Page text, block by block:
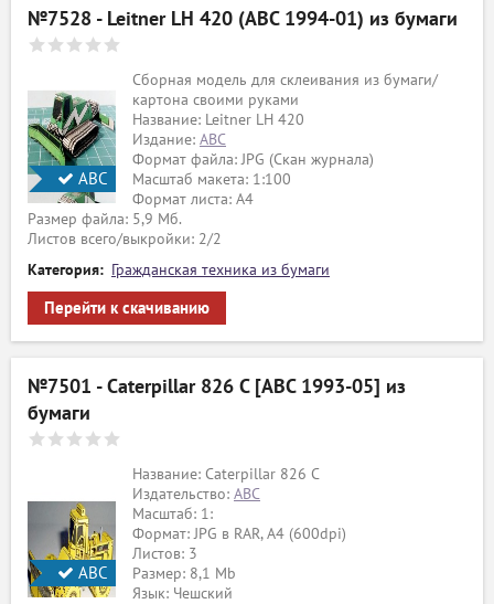
№7528 - Leitner LH 420 (АВС 1994-01) из бумаги
АВС
Сборная модель для склеивания из бумаги/
картона своими руками
Название: Leitner LH 420
Издание: АВС
Формат файла: JPG (Скан журнала)
Масштаб макета: 1:100
Формат листа: А4
Размер файла: 5,9 Мб.
Листов всего/выкройки: 2/2
Категория: Гражданская техника из бумаги
Перейти к скачиванию
№7501 - Caterpillar 826 C [ABC 1993-05] из
бумаги
АВС
Название: Caterpillar 826 C
Издательство: ABC
Масштаб: 1:
Формат: JPG в RAR, А4 (600dpi)
Листов: 3
Размер: 8,1 Mb
Язык: Чешский